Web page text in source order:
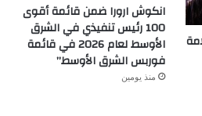
انكوش ارورا ضمن قائمة أقوى
100 رئيس تنفيذي في الشرق
الأوسط لعام 2026 في قائمة
فوربس الشرق الأوسط”
منذ يومين